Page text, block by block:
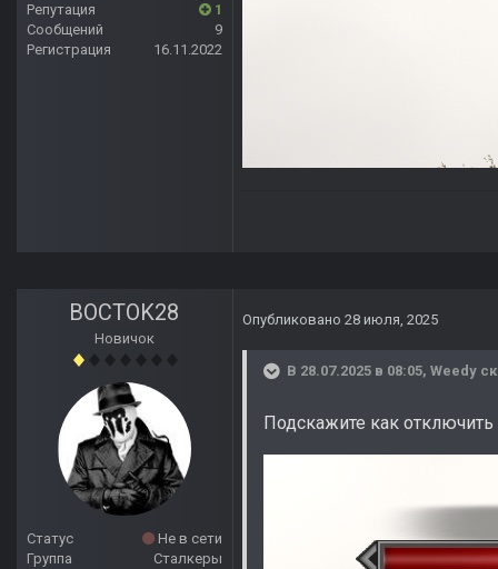
Репутация
1
Сообщений
9
Регистрация
16.11.2022
BOCTOK28
Новичок
Статус
Не в сети
Группа
Сталкеры
Опубликовано 28 июля, 2025
В 28.07.2025 в 08:05, Weedy
Подскажите как